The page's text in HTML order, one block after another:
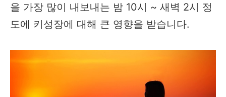
을 가장 많이 내보내는 밤 10시 ~ 새벽 2시 정
도에 키성장에 대해 큰 영향을 받습니다.